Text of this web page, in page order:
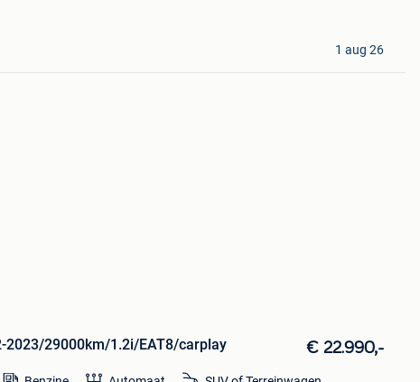
1 aug 26
2023/29000km/1.2i/EAT8/carplay € 22.990,-